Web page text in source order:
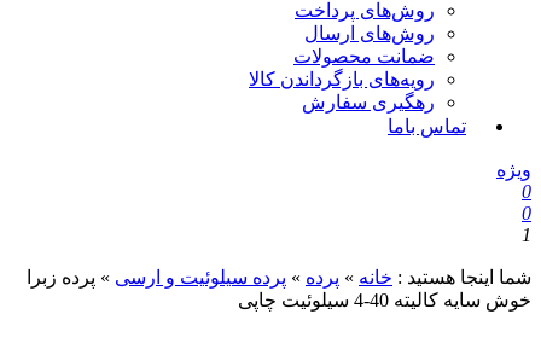
روش‌های پرداخت
روش‌های ارسال
ضمانت محصولات
رویه‌های بازگرداندن کالا
رهگیری سفارش
تماس باما
اینجا هستید : خانه»پرده»پرده سیلوئیت و ارسی»پرده زبرا
سایه کالیته 40-4 سیلوئیت چاپی